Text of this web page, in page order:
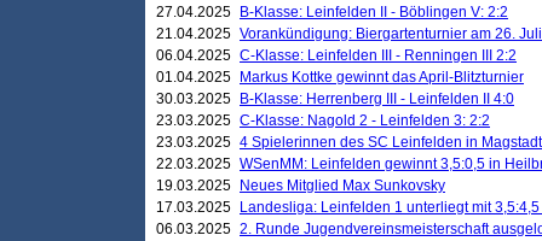
27.04.2025
B-Klasse: Leinfelden II - Böblingen V: 2:2
21.04.2025 Vorankündigung: Biergartenturnier am 26. Juli
06.04.2025 C-Klasse: Leinfelden III - Renningen III 2:2
01.04.2025
Markus Kottke gewinnt das April-Blitzturnier
30.03.2025
B-Klasse: Herrenberg III - Leinfelden II 4:0
23.03.2025 C-Klasse: Nagold 2 - Leinfelden 3: 2:2
23.03.2025 4 Spielerinnen des SC Leinfelden in Magstadt
22.03.2025 WSenMM: Leinfelden gewinnt 3,5:0,5 in
19.03.2025
Neues Mitglied Max Sunkovsky
17.03.2025
Landesliga: Leinfelden 1 unterliegt mit
06.03.2025 2. Runde Jugendvereinsmeisterschaft